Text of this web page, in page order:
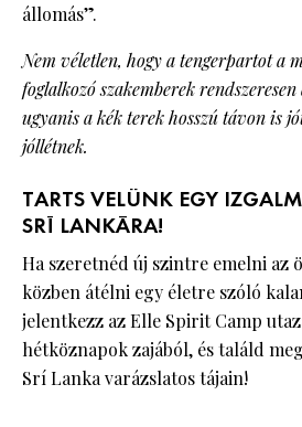
állomás”.
Nem véletlen, hogy a tengerpartot a
foglalkozó szakemberek
ugyanis a kék terek hosszú távon is
jóllétnek.
TARTS VELÜNK EGY
SRÍ LANKÁRA!
Ha szeretnéd új szintre emelni az
közben átélni egy életre szóló
jelentkezz az Elle Spirit Camp
hétköznapok zajából, és találd
Srí Lanka varázslatos tájain!